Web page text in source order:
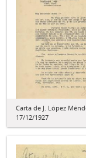
Carta de J. López
17/12/1927